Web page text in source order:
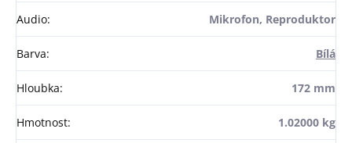
Audio: Mikrofon, Reproduktor
Barva: Bílá
Hloubka: 172 mm
Hmotnost: 1.02000 kg